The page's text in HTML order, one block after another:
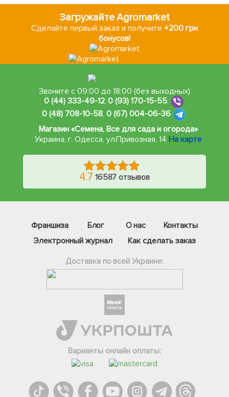
Загружайте Agromarket
Сделайте первый заказ и получите +200 грн
бонусов!
Звоните с 09:00 до 18:00 (без выходных)
0 (44) 333-49-12,0 (93) 170-15-55,
0 (48) 708-10-58, 0 (67) 004-06-36
Магазин «Семена, Все для сада и огорода»
Украина, г. Одесса, ул.Привозная, 14 На карте
4.7 16587 отзывов
Франшиза Блог О нас
Контакты
Электронный журнал
Как сделать заказ
Доставка по всей Украине:
Варианты онлайн оплаты:
Телеграм
Вайбер
Онлайн чат